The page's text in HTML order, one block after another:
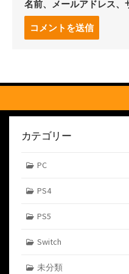
名前、メールアドレス、
る
カテゴリー
PC
PS4
PS5
Switch
未分類